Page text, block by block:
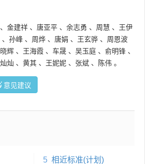
、 金建祥 、 唐亚平 、 余志勇 、 周慧 、 王伊
、 孙峰 、 周烨 、 唐娟 、 王玄骅 、 周恩波
辉 、 王海霞 、 车晟 、 吴玉庭 、 俞明锋 、
灿 、 黄其 、 王妮妮 、 张斌 、 陈伟 。
意见建议
5 相近标准(计划)